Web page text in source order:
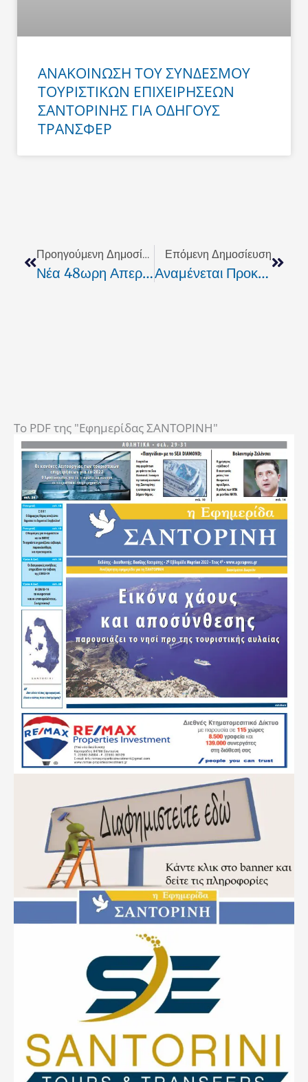
ΑΝΑΚΟΙΝΩΣΗ ΤΟΥ ΣΥΝΔΕΣΜΟΥ
ΤΟΥΡΙΣΤΙΚΩΝ ΕΠΙΧΕΙΡΗΣΕΩΝ
ΣΑΝΤΟΡΙΝΗΣ ΓΙΑ ΟΔΗΓΟΥΣ
ΤΡΑΝΣΦΕΡ
Προηγούμενη Δημοσίευση
Νέα 48ωρη Απεργία – Συμβολικός Αποκλεισμός Της Εφημερίας Σε Νοσοκομεία 5 Πόλεων ( Και Στο Ηράκλειο)
Επόμενη Δημοσίευση
Αναμένεται Προκήρυξη Των Προγραμμάτων Νεανικής & Γυναικείας Επιχειρηματικότητας
To PDF της "Εφημερίδας ΣΑΝΤΟΡΙΝΗ"